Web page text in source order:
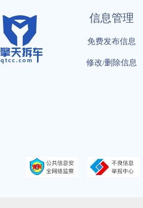
信息管理
免费发布信息
修改/删除信息